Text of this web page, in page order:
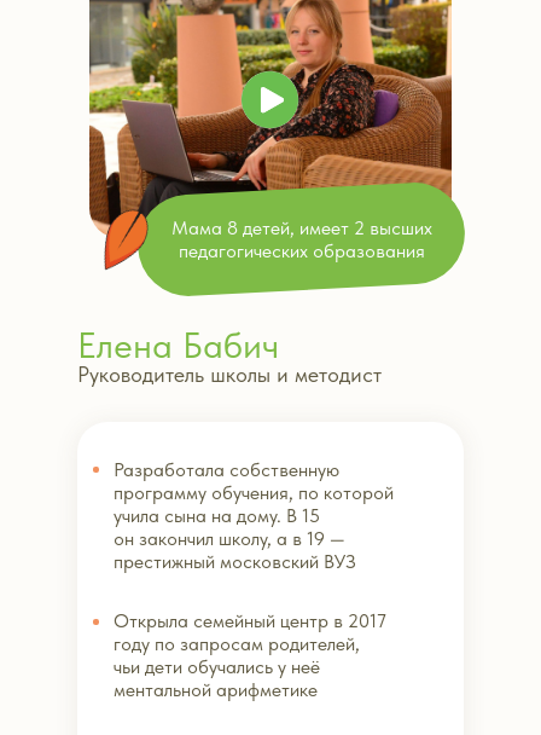
Разработала собственную
программу обучения, по которой
учила сына на дому. В 15
он закончил школу, а в 19 —
престижный московский ВУЗ
Елена Бабич
Руководитель школы и методист
Открыла семейный центр в 2017
году по запросам родителей,
чьи дети обучались у неё
ментальной арифметике
Мама 8 детей, имеет 2 высших
педагогических образования